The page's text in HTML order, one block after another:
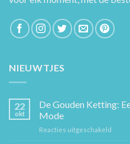
NIEUWTJES
22
okt
De Gouden Ketting:
Mode
Reacties uitgeschakeld